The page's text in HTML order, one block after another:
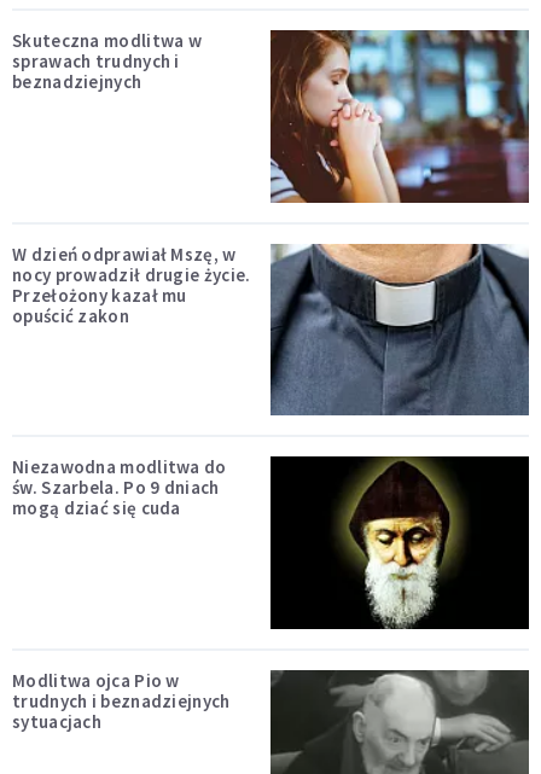
Skuteczna modlitwa w
sprawach trudnych i
beznadziejnych
W dzień odprawiał Mszę, w
nocy prowadził drugie życie.
Przełożony kazał mu
opuścić zakon
Niezawodna modlitwa do
św. Szarbela. Po 9 dniach
mogą dziać się cuda
Modlitwa ojca Pio w
trudnych i beznadziejnych
sytuacjach